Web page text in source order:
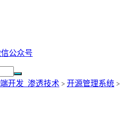
公众号
开发_渗透技术 > 开源管理系统 >